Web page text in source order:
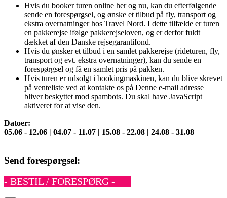
Hvis du booker turen online her og nu, kan du efterfølgende
sende en forespørgsel, og ønske et tilbud på fly, transport og
ekstra overnatninger hos Travel Nord. I dette tilfælde er turen
en pakkerejse ifølge pakkerejseloven, og er derfor fuldt
dækket af den Danske rejsegarantifond.
Hvis du ønsker et tilbud i en samlet pakkerejse (rideturen, fly,
transport og evt. ekstra overnatninger), kan du sende en
forespørgsel og få en samlet pris på pakken.
Hvis turen er udsolgt i bookingmaskinen, kan du blive skrevet
på venteliste ved at kontakte os på Denne e-mail adresse
bliver beskyttet mod spambots. Du skal have JavaScript
aktiveret for at vise den.
Datoer:
05.06 - 12.06 | 04.07 - 11.07 | 15.08 - 22.08 | 24.08 - 31.08
Send forespørgsel:
- BESTIL / FORESPØRG -